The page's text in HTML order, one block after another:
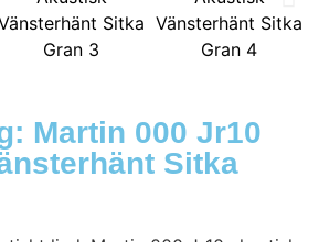
Martin 000 Jr10
Sitka